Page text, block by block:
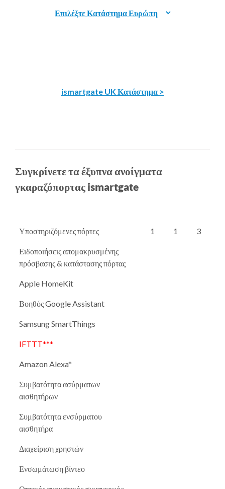
ismartgate UK Κατάστημα >
Συγκρίνετε τα έξυπνα ανοίγματα
γκαραζόπορτας ismartgate
Υποστηριζόμενες πόρτες 1 1 3
Ειδοποιήσεις απομακρυσμένης
πρόσβασης & κατάστασης πόρτας
Apple HomeKit
Βοηθός Google Assistant
Samsung SmartThings
IFTTT***
Amazon Alexa*
Συμβατότητα ασύρματων
αισθητήρων
Συμβατότητα ενσύρματου
αισθητήρα
Διαχείριση χρηστών
Ενσωμάτωση βίντεο